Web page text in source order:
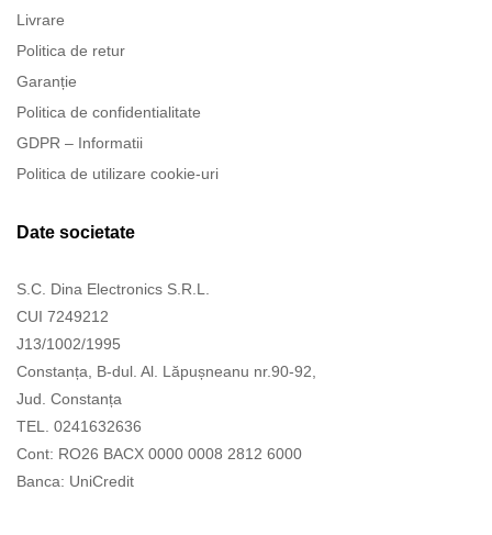
Livrare
Politica de retur
Garanție
Politica de confidentialitate
GDPR – Informatii
Politica de utilizare cookie-uri
Date societate
S.C. Dina Electronics S.R.L.
CUI 7249212
J13/1002/1995
Constanța, B-dul. Al. Lăpușneanu nr.90-92,
Jud. Constanța
TEL. 0241632636
Cont: RO26 BACX 0000 0008 2812 6000
Banca: UniCredit